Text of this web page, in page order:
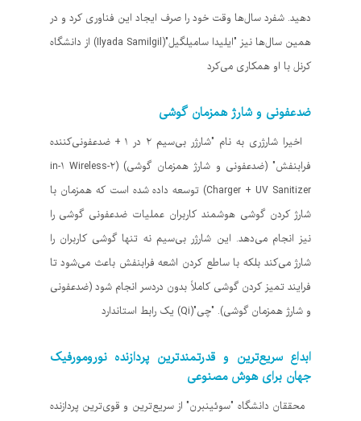
دهید. شفرد سال‌ها وقت خود را صرف ایجاد این فناوری کرد و در
همین سال‌ها نیز "ایلیدا سامیلگیل"(Ilyada Samilgil) از دانشگاه
کرنل با او همکاری می‌کرد
ضدعفونی و شارژ همزمان گوشی
اخیرا شارژری به نام "شارژر بی‌سیم ۲ در ۱ + ضدعفونی‌کننده
فرابنفش" (ضدعفونی و شارژ همزمان گوشی) (۲-in-۱ Wireless
Charger + UV Sanitizer) توسعه داده شده است که همزمان با
شارژ کردن گوشی هوشمند کاربران عملیات ضدعفونی گوشی را
نیز انجام می‌دهد. این شارژر بی‌سیم نه تنها گوشی کاربران را
شارژ می‌کند بلکه با ساطع کردن اشعه فرابنفش باعث می‌شود تا
فرایند تمیز کردن گوشی کاملاً بدون دردسر انجام شود (ضدعفونی
و شارژ همزمان گوشی). "چی"(Qi) یک رابط استاندارد
ابداع سریع‌ترین و قدرتمندترین پردازنده نورومورفیک
جهان برای هوش مصنوعی
محققان دانشگاه "سوئینبرن" از سریع‌ترین و قوی‌ترین پردازنده